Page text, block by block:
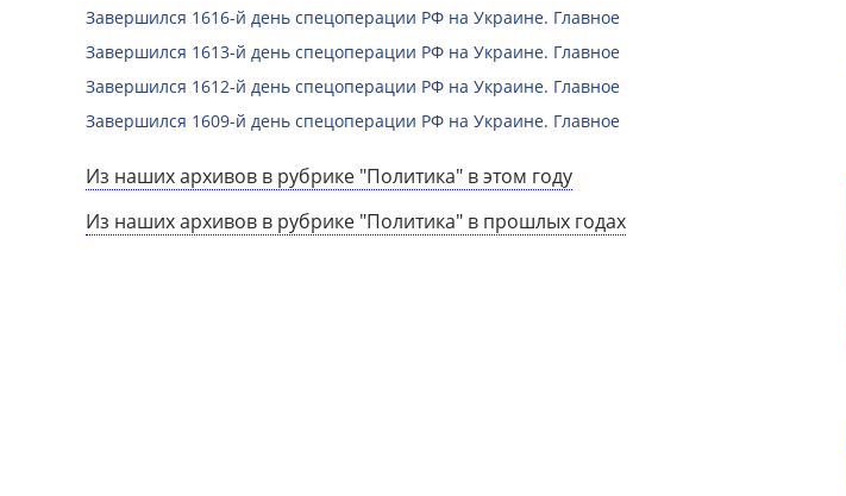
Завершился 1616-й день спецоперации РФ на Украине. Главное
Завершился 1613-й день спецоперации РФ на Украине. Главное
Завершился 1612-й день спецоперации РФ на Украине. Главное
Завершился 1609-й день спецоперации РФ на Украине. Главное
Из наших архивов в рубрике "Политика" в этом году
Из наших архивов в рубрике "Политика" в прошлых годах